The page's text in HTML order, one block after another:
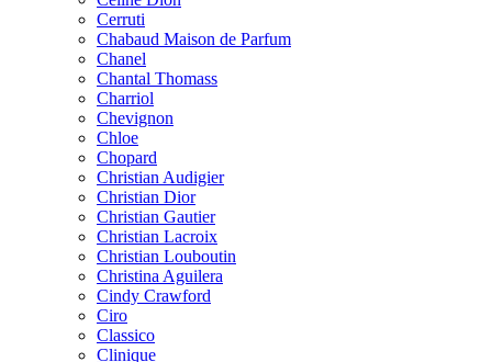
Cerruti
Chabaud Maison de Parfum
Chanel
Chantal Thomass
Charriol
Chevignon
Chloe
Chopard
Christian Audigier
Christian Dior
Christian Gautier
Christian Lacroix
Christian Louboutin
Christina Aguilera
Cindy Crawford
Ciro
Classico
Clinique